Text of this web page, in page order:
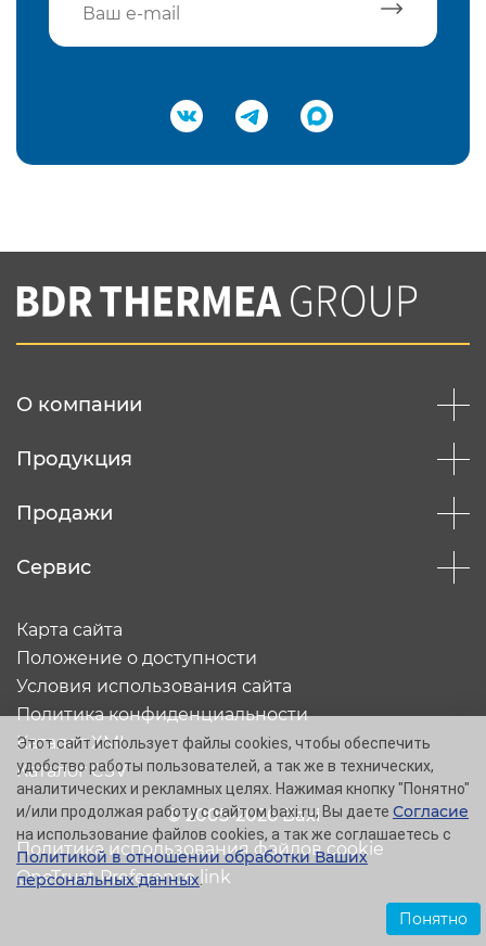
Подтвердить e-mail
Вы соглашаетесь с нашей политикой
конфеденциальности
О компании
Продукция
Продажи
Сервис
© 2005-2026 Baxi
Карта сайта
Положение о доступности
Условия использования сайта
Политика конфиденциальности
Каталог XML
Каталог CSV
Политика использования файлов cookie
OneTrust Preference link
Этот сайт использует файлы cookies, чтобы обеспечить
удобство работы пользователей, а так же в технических,
аналитических и рекламных целях. Нажимая кнопку "Понятно"
и/или продолжая работу с сайтом baxi.ru, Вы даете Согласие
на использование файлов cookies, а так же соглашаетесь с
Политикой в отношении обработки Ваших
персональных данных.
Понятно